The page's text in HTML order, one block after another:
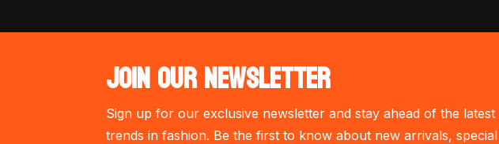
JOIN OUR NEWSLETTER
Sign up for our exclusive newsletter and stay ahead of the latest
trends in fashion. Be the first to know about new arrivals, special